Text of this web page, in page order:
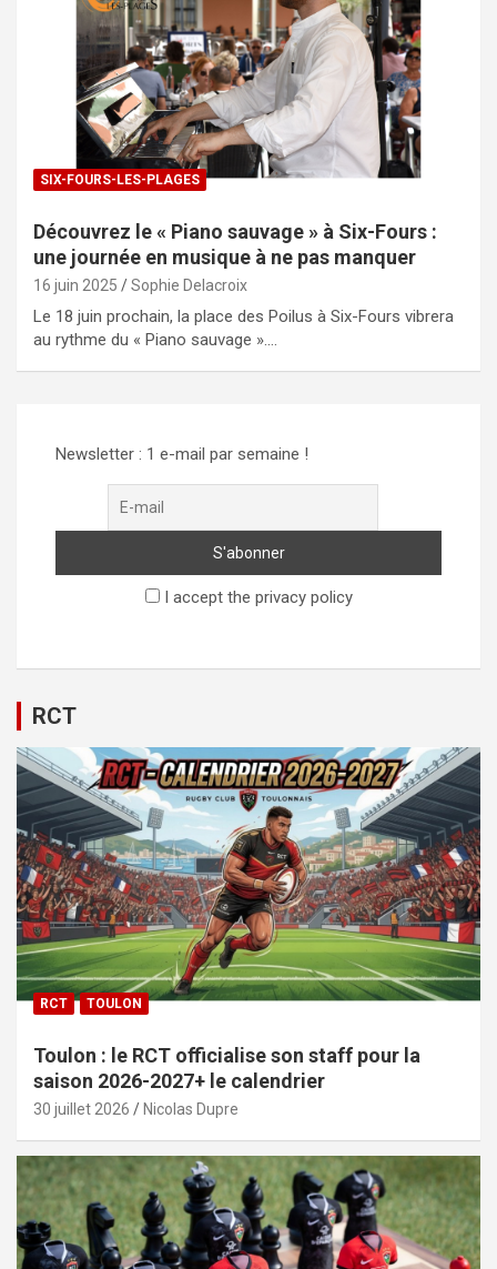
SIX-FOURS-LES-PLAGES
Découvrez le « Piano sauvage » à Six-Fours :
une journée en musique à ne pas manquer
16 juin 2025 Sophie Delacroix
Le 18 juin prochain, la place des Poilus à Six-Fours vibrera
au rythme du « Piano sauvage ».…
Newsletter : 1 e-mail par semaine !
I accept the privacy policy
RCT
RCT TOULON
Toulon : le RCT officialise son staff pour la
saison 2026-2027+ le calendrier
30 juillet 2026 Nicolas Dupre